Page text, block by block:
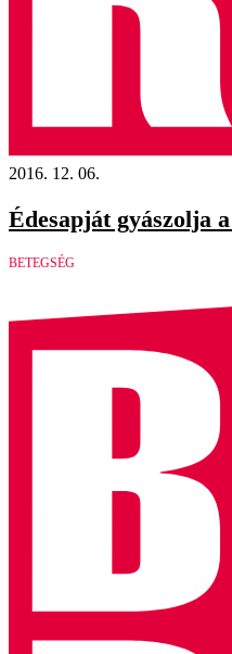
2016. 12. 06.
Édesapját gyászolja
BETEGSÉG